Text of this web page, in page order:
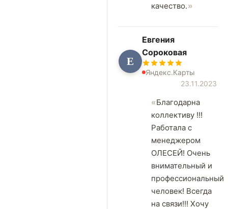
качество.
Е
Евгения
Сороковая
Яндекс.Карты
23.11.2023
Благодарна
коллективу !!!
Работала с
менеджером
ОЛЕСЕЙ! Очень
внимательный и
профессиональный
человек! Всегда
на связи!!! Хочу